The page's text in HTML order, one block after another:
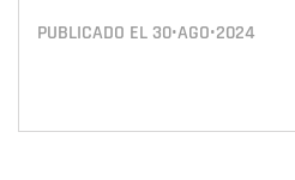
PUBLICADO EL 30•AGO•2024